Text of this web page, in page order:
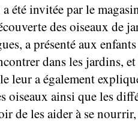
a été invitée par le
des oiseaux de
a présenté aux
dans les jardins,
leur a également
oiseaux ainsi que les
de les aider à se